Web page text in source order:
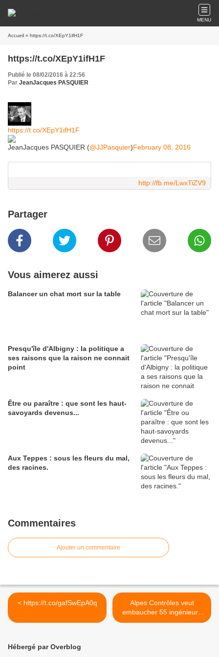
MENU
Accueil » https://t.co/XEpY1ifH1F
https://t.co/XEpY1ifH1F
Publié le 08/02/2016 à 22:56
Par JeanJacques PASQUIER
https://t.co/XEpY1ifH1F
JeanJacques PASQUIER (@JJPasquier)February 08, 2016
http://fb.me/LwxTiZV9
Partager
Vous aimerez aussi
Balancer un chat mort sur la table
Presqu'île d'Albigny : la politique a
ses raisons que la raison ne connait
point
Être ou paraître : que sont les haut-
savoyards devenus...
Aux Teppes : sous les fleurs du mal,
des racines.
Commentaires
Ajouter un commentaire
< https://t.co/gafSwEpA0q
Alpes Contrôles veut
embaucher 55 ingénieurs
en... >
Hébergé par Overblog